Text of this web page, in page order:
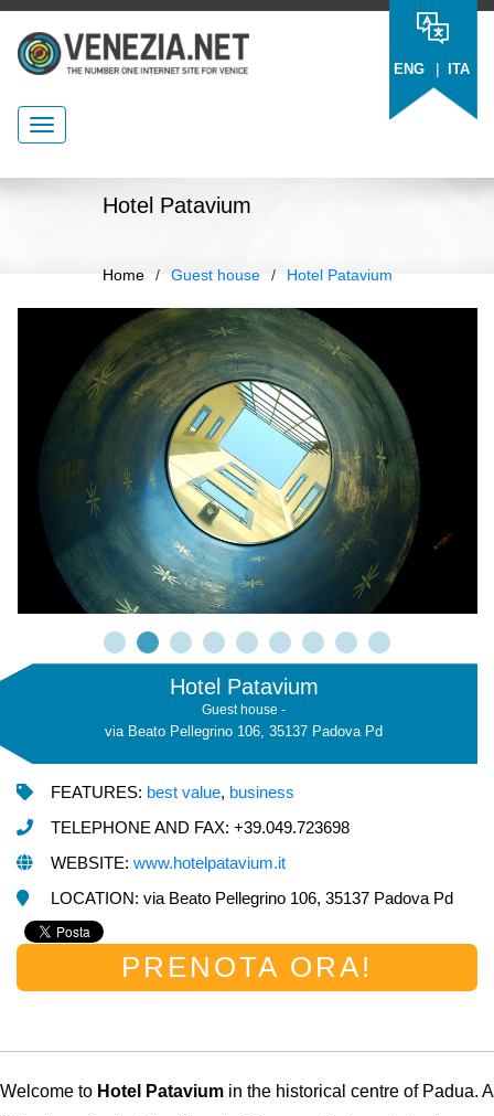
ENG | ITA
Hotel Patavium
Home / Guest house / Hotel Patavium
Hotel Patavium
Guest house -
via Beato Pellegrino 106, 35137 Padova Pd
FEATURES: best value, business
TELEPHONE AND FAX: +39.049.723698
WEBSITE: www.hotelpatavium.it
LOCATION: via Beato Pellegrino 106, 35137 Padova Pd
PRENOTA ORA!
Welcome to Hotel Patavium in the historical centre of Padua. A